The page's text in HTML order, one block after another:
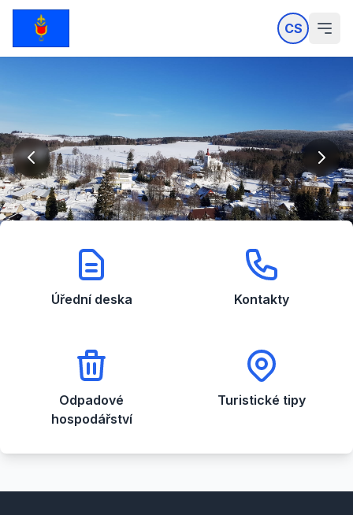
CS
Úřední deska Kontakty
Odpadové
hospodářství
Turistické tipy